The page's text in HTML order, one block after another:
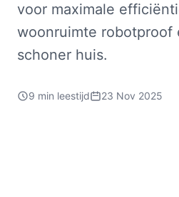
voor maximale
woonruimte robotproof
schoner huis.
9 min leestijd 23 Nov 2025